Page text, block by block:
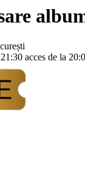
acces de la